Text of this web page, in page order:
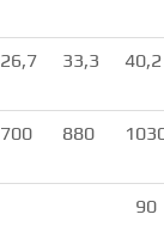
26,7 33,3 40,2
700 880
90